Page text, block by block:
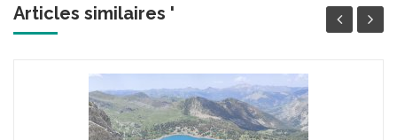
Articles similaires '